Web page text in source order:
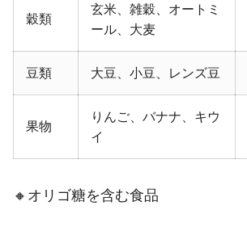
穀類
玄米、雑穀、オートミ
ール、大麦
豆類 大豆、小豆、レンズ豆
果物
りんご、バナナ、キウ
イ
🔸オリゴ糖を含む食品